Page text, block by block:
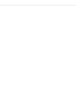
данных
персональных